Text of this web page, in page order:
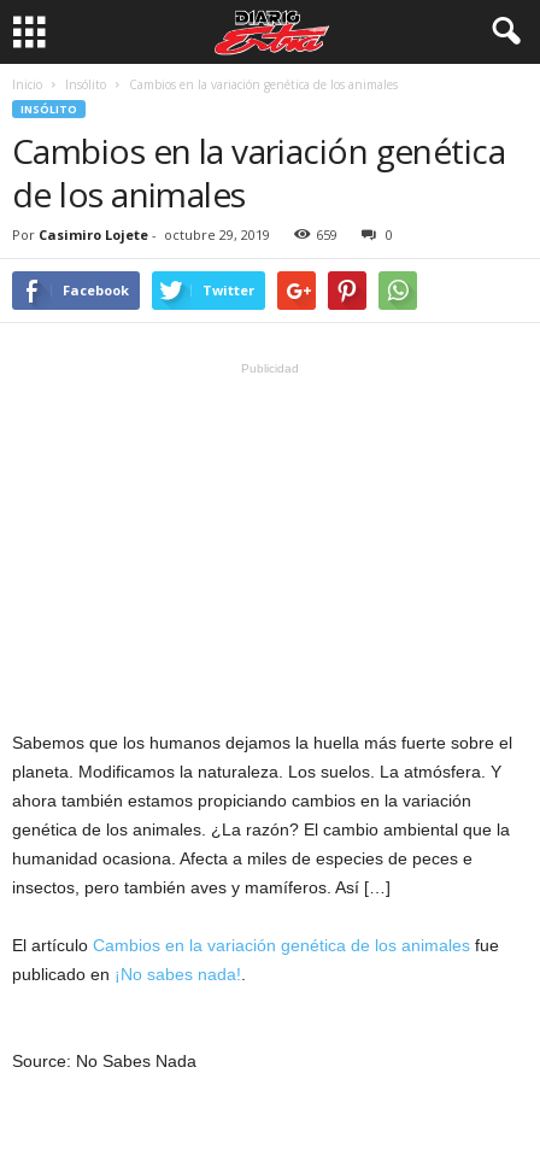
Inicio Insólito Cambios en la variación genética de los animales
INSÓLITO
Cambios en la variación genética
de los animales
Por Casimiro Lojete - octubre 29, 2019 659 0
Facebook Twitter
Publicidad
Sabemos que los humanos dejamos la huella más fuerte sobre el
planeta. Modificamos la naturaleza. Los suelos. La atmósfera. Y
ahora también estamos propiciando cambios en la variación
genética de los animales. ¿La razón? El cambio ambiental que la
humanidad ocasiona. Afecta a miles de especies de peces e
insectos, pero también aves y mamíferos. Así […]
El artículo Cambios en la variación genética de los animales fue
publicado en ¡No sabes nada!
Source: No Sabes Nada